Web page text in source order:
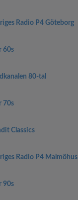
Radio P4 Göteborg
60s
80-tal
70s
Classics
Radio P4 Malmöhus
90s